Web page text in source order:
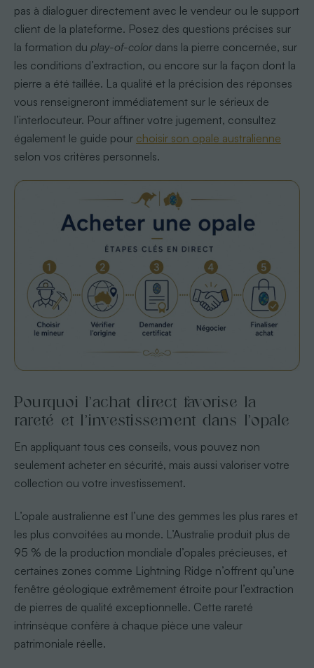
pas à dialoguer directement avec le vendeur ou le support
client de la plateforme. Posez des questions précises sur
la formation du play-of-colordans la pierre concernée, sur
les conditions d’extraction, ou encore sur la façon dont la
pierre a été taillée. La qualité et la précision des réponses
vous renseigneront immédiatement sur le sérieux de
l’interlocuteur. Pour affiner votre jugement, consultez
également le guide pour choisir son opale australienne
selon vos critères personnels.
Pourquoi l’achat direct favorise la
rareté et l’investissement dans l’opale
En appliquant tous ces conseils, vous pouvez non
seulement acheter en sécurité, mais aussi valoriser votre
collection ou votre investissement.
L’opale australienne est l’une des gemmes les plus rares et
les plus convoitées au monde. L’Australie produit plus de
95 % de la production mondiale d’opales précieuses, et
certaines zones comme Lightning Ridge n’offrent qu’une
fenêtre géologique extrêmement étroite pour l’extraction
de pierres de qualité exceptionnelle. Cette rareté
intrinsèque confère à chaque pièce une valeur
patrimoniale réelle.